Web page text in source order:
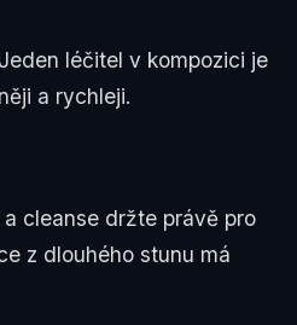
léčitel v kompozici je
a rychleji.
cleanse držte právě pro
z dlouhého stunu má